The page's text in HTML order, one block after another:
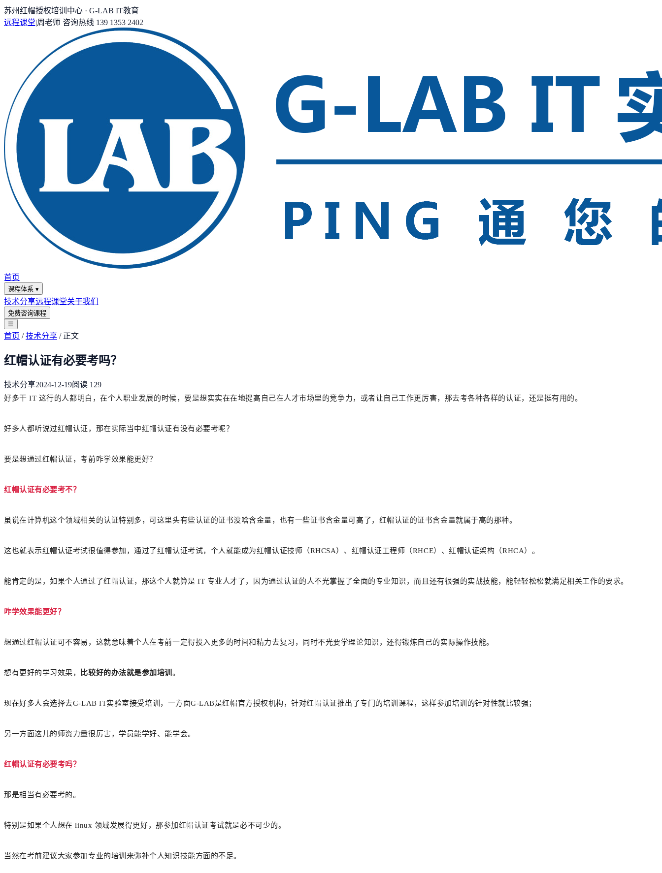
苏州红帽授权培训中心 · G-LAB IT教育
远程课堂|周老师 咨询热线 139 1353 2402
首页
课程体系 ▾
技术分享远程课堂关于我们
免费咨询课程
☰
首页 /技术分享 / 正文
红帽认证有必要考吗？
技术分享2024-12-19阅读 129
好多干 IT 这行的人都明白，在个人职业发展的时候，要是想实实在在地提高自己在人才市场里的竞争力，或者让自己工作更厉害，那去考各种各样的认证，还是挺有用的。
好多人都听说过红帽认证，那在实际当中红帽认证有没有必要考呢？
要是想通过红帽认证，考前咋学效果能更好？
红帽认证有必要考不？
虽说在计算机这个领域相关的认证特别多，可这里头有些认证的证书没啥含金量，也有一些证书含金量可高了，红帽认证的证书含金量就属于高的那种。
这也就表示红帽认证考试很值得参加，通过了红帽认证考试，个人就能成为红帽认证技师（RHCSA）、红帽认证工程师（RHCE）、红帽认证架构（RHCA）。
能肯定的是，如果个人通过了红帽认证，那这个人就算是 IT 专业人才了，因为通过认证的人不光掌握了全面的专业知识，而且还有很强的实战技能，能轻轻松松就满足相关工作的要求。
咋学效果能更好？
想通过红帽认证可不容易，这就意味着个人在考前一定得投入更多的时间和精力去复习，同时不光要学理论知识，还得锻炼自己的实际操作技能。
想有更好的学习效果， 比较好的办法就是参加培训 。
现在好多人会选择去G-LAB IT实验室接受培训，一方面G-LAB是红帽官方授权机构，针对红帽认证推出了专门的培训课程，这样参加培训的针对性就比较强；
另一方面这儿的师资力量很厉害，学员能学好、能学会。
红帽认证有必要考吗？
那是相当有必要考的。
特别是如果个人想在 linux 领域发展得更好，那参加红帽认证考试就是必不可少的。
当然在考前建议大家参加专业的培训来弥补个人知识技能方面的不足。